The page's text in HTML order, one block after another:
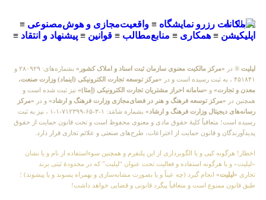
≡امکانات رزرو نمایشگاه ≡ واقعیت‌مجازی و هوش‌مصنوعی ≡
اپلیکیشن ≡ همکاری ≡ منابع‌مطالب ≡ قوانین ≡ پیشنهاد و انتقاد ≡
لیلیت ® در «مرکز مالکیت معنوی سازمان ثبت اسناد و املاک کشور»
بشماره‌های: ۲۸۰۹۲۹ و
۴۵۱۸۴۱ ، به ثبت رسیده است و در
«مرکز توسعه تجارت الکترونیکی (اینماد) وزارت صنعت،
معدن و تجارت» و «سامانه احراز مشتریان تجارت الکترونیکی (اِمتا)» نیز ثبت شده است و
همچنین در «مرکز توسعه فرهنگ و هنر در فضای‌مجازی وزارت فرهنگ و ارشاد» و در «مرکز
رسانه‌های دیجیتال وزارت فرهنگ و ارشاد»
بشماره شامَد: ۱-۳-۶۵-۷۱۲۳۹۹-۱-۱ ، نیز به ثبت
رسیده است؛ متعاقباً کلیهٔ حقوق مادی و معنوی محفوظ است و تحت قانون حمایت از حقوق
پدیدآورندگان و قانون حمایت از اختراعات، طرح‌های صنعتی و علائم تجاری قرار دارد.
اخطار! هرگونه کپی و یا الگوبرداری از این پلتفرم و همچنین سوءاستفاده از نام و یا نشان
«لیلیت» و یا هرگونه استفاده و فعالیت تحت عنوان “لیلیت” که در محدودهٔ ثبتی برند
تجاری «لیلیت» انجام گیرد (چه عیناً و یا بصورت مشابه‌سازی و بهمراه پسوند و یا پیشوند) ؛
طبق قانون ممنوع است و متعاقباً پیگرد قانونی و قضایی خواهد داشت!